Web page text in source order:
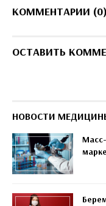
КОММЕНТАРИИ (0)
ОСТАВИТЬ
НОВОСТИ